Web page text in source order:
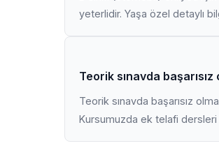
yeterlidir. Yaşa özel detaylı
Teorik sınavda
Teorik sınavda başarısız
Kursumuzda ek telafi